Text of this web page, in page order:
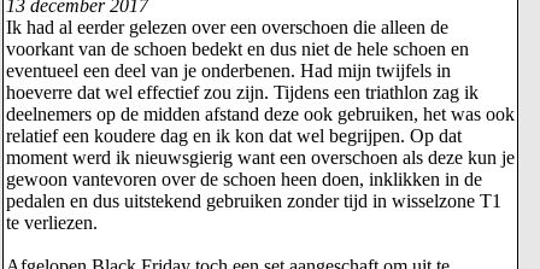
13 december 2017
Ik had al eerder gelezen over een overschoen die alleen de
voorkant van de schoen bedekt en dus niet de hele schoen en
eventueel een deel van je onderbenen. Had mijn twijfels in
hoeverre dat wel effectief zou zijn. Tijdens een triathlon zag ik
deelnemers op de midden afstand deze ook gebruiken, het was ook
relatief een koudere dag en ik kon dat wel begrijpen. Op dat
moment werd ik nieuwsgierig want een overschoen als deze kun je
gewoon vantevoren over de schoen heen doen, inklikken in de
pedalen en dus uitstekend gebruiken zonder tijd in wisselzone T1
te verliezen.